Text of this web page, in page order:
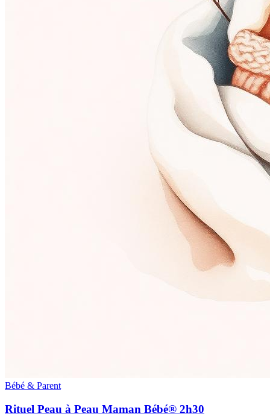
Bébé & Parent
Rituel Peau à Peau Maman Bébé® 2h30